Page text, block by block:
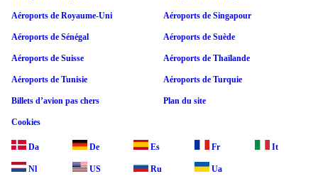
Aéroports de Royaume-Uni Aéroports de Singapour
Aéroports de Sénégal Aéroports de Suède
Aéroports de Suisse Aéroports de Thaïlande
Aéroports de Tunisie Aéroports de Turquie
Billets d’avion pas chers Plan du site
Cookies
Da De Es Fr It
Nl US Ru Ua